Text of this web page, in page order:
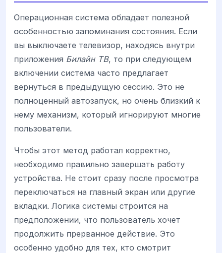
Операционная система обладает полезной
особенностью запоминания состояния. Если
вы выключаете телевизор, находясь внутри
приложения Билайн ТВ, то при следующем
включении система часто предлагает
вернуться в предыдущую сессию. Это не
полноценный автозапуск, но очень близкий к
нему механизм, который игнорируют многие
пользователи.
Чтобы этот метод работал корректно,
необходимо правильно завершать работу
устройства. Не стоит сразу после просмотра
переключаться на главный экран или другие
вкладки. Логика системы строится на
предположении, что пользователь хочет
продолжить прерванное действие. Это
особенно удобно для тех, кто смотрит